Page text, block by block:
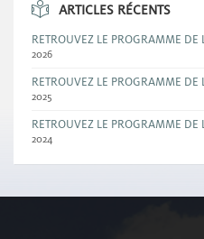
ARTICLES RÉCENTS
RETROUVEZ LE PROGRAMME
2026
RETROUVEZ LE PROGRAMME
2025
RETROUVEZ LE PROGRAMME
2024